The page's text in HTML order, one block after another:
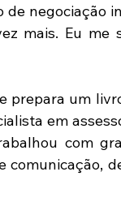
negociação
mais. Eu me
prepara um
em
com